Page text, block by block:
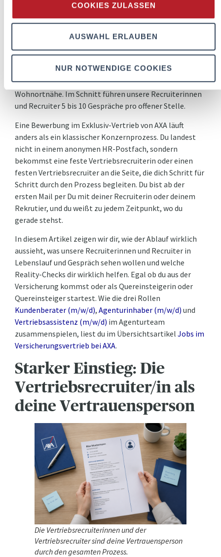
COOKIES ZULASSEN
AUSWAHL ERLAUBEN
NUR NOTWENDIGE COOKIES
Online-Bewerbung überaxa-vertriebskarriere.de
direkt bei einer Vertriebsrecruiterin oder einem
Vertriebsrecruiter, 2) Eingangsbestätigung in der Regel
Teams (rund 30 bis 45 Minuten), 4) Empfehlung an die
Regionalmanagerin oder den Regionalmanager und 5)
persönliches Gespräch in der Agentur in deiner
Wohnortnähe. Im Schnitt führen unsere Recruiterinnen
und Recruiter 5 bis 10 Gespräche pro offener Stelle.
Eine Bewerbung im Exklusiv-Vertrieb von AXA läuft
anders als ein klassischer Konzernprozess. Du landest
nicht in einem anonymen HR-Postfach, sondern
bekommst eine feste Vertriebsrecruiterin oder einen
festen Vertriebsrecruiter an die Seite, die dich Schritt für
Schritt durch den Prozess begleiten. Du bist ab der
ersten Mail per Du mit deiner Recruiterin oder deinem
Rekrutier, und du weißt zu jedem Zeitpunkt, wo du
gerade stehst.
In diesem Artikel zeigen wir dir, wie der Ablauf wirklich
aussieht, was unsere Recruiterinnen und Recruiter in
Lebenslauf und Gespräch sehen wollen und welche
Reality-Checks dir wirklich helfen. Egal ob du aus der
Versicherung kommst oder als Quereinsteigerin oder
Quereinsteiger startest. Wie die drei Rollen
Kundenberater (m/w/d), Agenturinhaber (m/w/d) und
Vertriebsassistenz (m/w/d) im Agenturteam
zusammenspielen, liest du im Übersichtsartikel Jobs im
Versicherungsvertrieb bei AXA.
Starker Einstieg: Die
Vertriebsrecruiter/in als
deine Vertrauensperson
Die Vertriebsrecruiterinnen und der
Vertriebsrecruiter sind deine Vertrauensperson
durch den gesamten Prozess.